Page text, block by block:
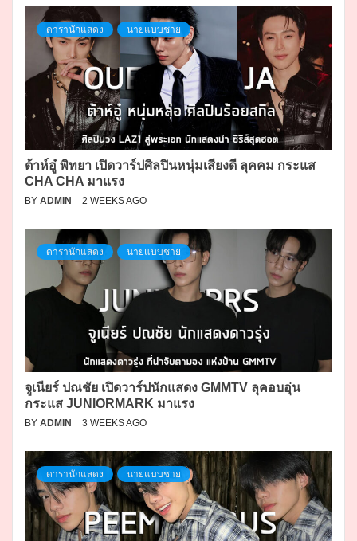
ดารานักแสดง นายแบบชาย
ต้าห์อู๋ พิทยา เปิดวาร์ปศิลปินหนุ่มเสียงดี ลุคคม กระแส
CHA CHA มาแรง
BY ADMIN 2 WEEKS AGO
ดารานักแสดง นายแบบชาย
จูเนียร์ ปณชัย เปิดวาร์ปนักแสดง GMMTV ลุคอบอุ่น
กระแส JUNIORMARK มาแรง
BY ADMIN 3 WEEKS AGO
ดารานักแสดง นายแบบชาย